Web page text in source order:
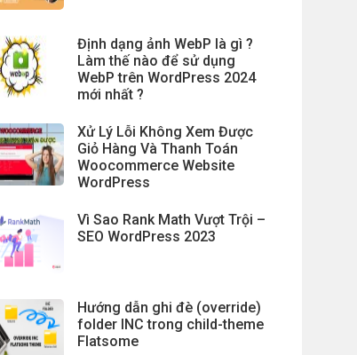
Định dạng ảnh WebP là gì ?
Làm thế nào để sử dụng
WebP trên WordPress 2024
mới nhất ?
Xử Lý Lỗi Không Xem Được
Giỏ Hàng Và Thanh Toán
Woocommerce Website
WordPress
Vì Sao Rank Math Vượt Trội –
SEO WordPress 2023
Hướng dẫn ghi đè (override)
folder INC trong child-theme
Flatsome